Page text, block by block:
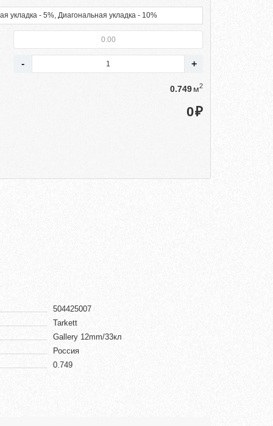
укладка - 5%, Диагональная укладка - 10%
м2
₽
504425007
Tarkett
Gallery 12mm/33кл
Россия
0.749